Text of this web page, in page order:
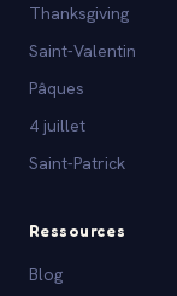
Thanksgiving
Saint-Valentin
Pâques
4 juillet
Saint-Patrick
Ressources
Blog